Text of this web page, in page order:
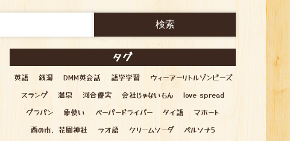
タグ
英語 銭湯 DMM英会話 語学学習
ウィーアーリトルゾンビーズ
スラング
温泉 河合優実 会社じゃないもん
love spread
グラパン
象使い ペーパードライバー タイ語
マホート
酉の市，花園神社
ラオ語 クリームソーダ
ペルソナ5